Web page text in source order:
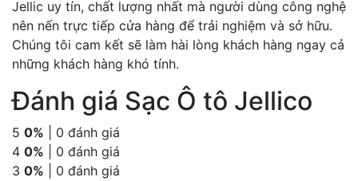
Jellic uy tín, chất lượng nhất mà người dùng công nghệ
nên nến trực tiếp cửa hàng để trải nghiệm và sở hữu.
Chúng tôi cam kết sẽ làm hài lòng khách hàng ngay cả
những khách hàng khó tính.
Đánh giá Sạc Ô tô Jellico
5 0% | 0 đánh giá
4 0% | 0 đánh giá
3 0% | 0 đánh giá